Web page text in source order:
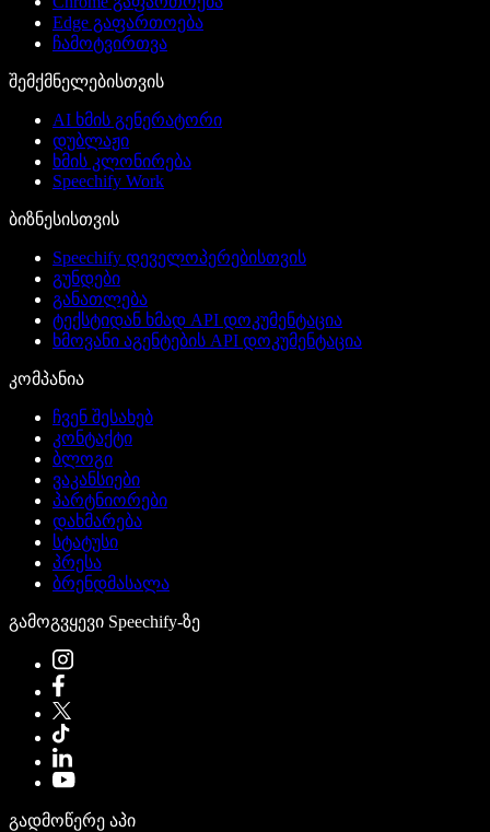
Edge გაფართოება
ჩამოტვირთვა
შემქმნელებისთვის
AI ხმის გენერატორი
დუბლაჟი
ხმის კლონირება
Speechify Work
ბიზნესისთვის
Speechify დეველოპერებისთვის
გუნდები
განათლება
ტექსტიდან ხმად API დოკუმენტაცია
ხმოვანი აგენტების API დოკუმენტაცია
კომპანია
ჩვენ შესახებ
კონტაქტი
ბლოგი
ვაკანსიები
პარტნიორები
დახმარება
სტატუსი
პრესა
ბრენდმასალა
გამოგვყევი Speechify-ზე
გადმოწერე აპი